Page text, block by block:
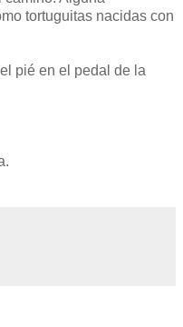
tortuguitas nacidas con
pié en el pedal de la